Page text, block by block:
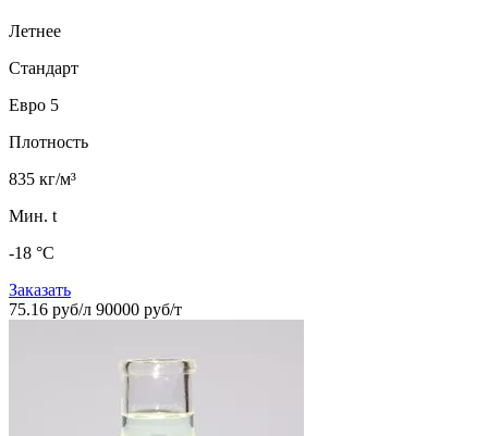
Летнее
Стандарт
Евро 5
Плотность
835 кг/м³
Мин. t
-18 °C
Заказать
75.16 руб/л 90000 руб/т